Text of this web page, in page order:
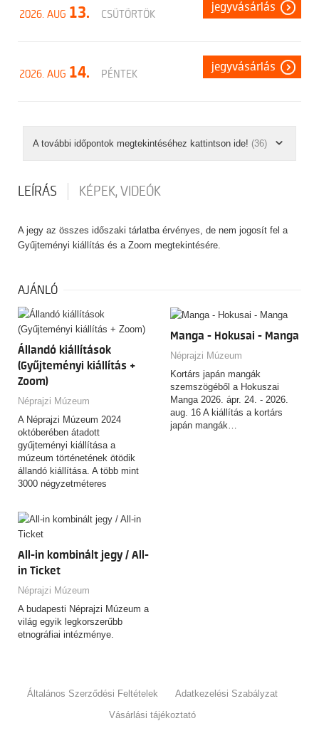
2026. AUG 13. CSÜTÖRTÖK
jegyvásárlás
2026. AUG 14. PÉNTEK
jegyvásárlás
A további időpontok megtekintéséhez kattintson ide! (36)
LEÍRÁS KÉPEK, VIDEÓK
A jegy az összes időszaki tárlatba érvényes, de nem jogosít fel a
Gyűjteményi kiállítás és a Zoom megtekintésére.
AJÁNLÓ
Állandó kiállítások
(Gyűjteményi kiállítás +
Zoom)
Néprajzi Múzeum
A Néprajzi Múzeum 2024
októberében átadott
gyűjteményi kiállítása a
múzeum történetének ötödik
állandó kiállítása. A több mint
3000 négyzetméteres
Manga - Hokusai - Manga
Néprajzi Múzeum
Kortárs japán mangák
szemszögéből a Hokuszai
Manga 2026. ápr. 24. - 2026.
aug. 16 A kiállítás a kortárs
japán mangák…
All-in kombinált jegy / All-
in Ticket
Néprajzi Múzeum
A budapesti Néprajzi Múzeum a
világ egyik legkorszerűbb
etnográfiai intézménye.
Általános Szerződési Feltételek
Adatkezelési Szabályzat
Vásárlási tájékoztató